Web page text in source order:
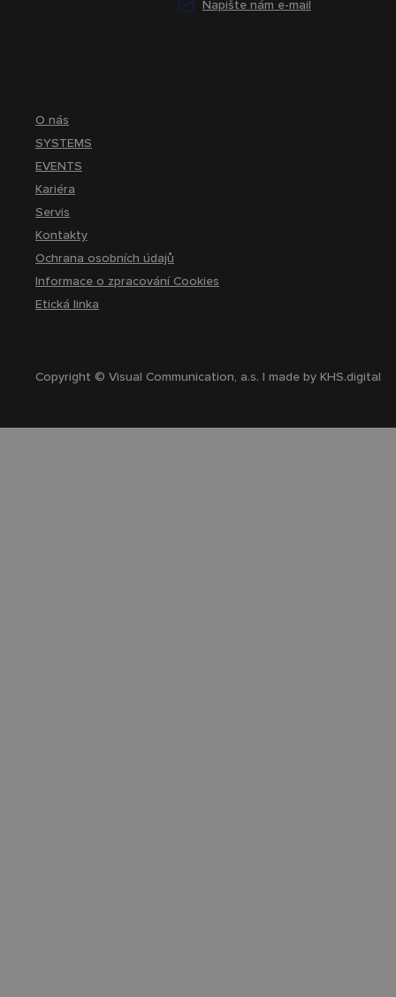
Napište nám e-mail
O nás
SYSTEMS
EVENTS
Kariéra
Servis
Kontakty
Ochrana osobních údajů
Informace o zpracování Cookies
Etická linka
Copyright © Visual Communication, a.s. | made byKHS.digital